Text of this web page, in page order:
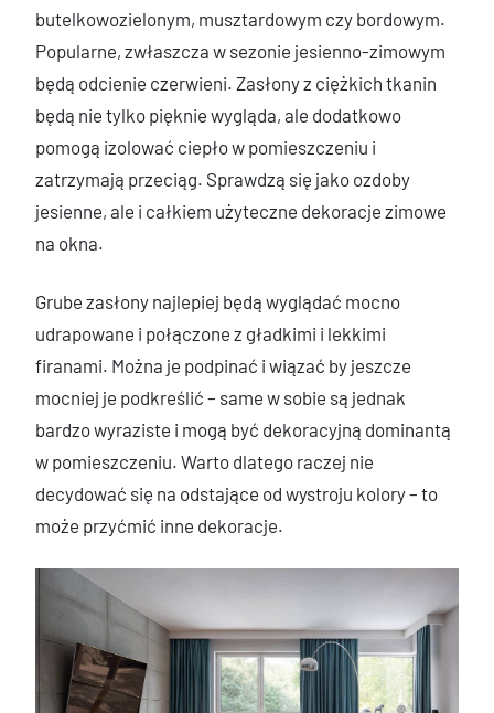
butelkowozielonym, musztardowym czy bordowym.
Popularne, zwłaszcza w sezonie jesienno-zimowym
będą odcienie czerwieni. Zasłony z ciężkich tkanin
będą nie tylko pięknie wygląda, ale dodatkowo
pomogą izolować ciepło w pomieszczeniu i
zatrzymają przeciąg. Sprawdzą się jako ozdoby
jesienne, ale i całkiem użyteczne dekoracje zimowe
na okna.
Grube zasłony najlepiej będą wyglądać mocno
udrapowane i połączone z gładkimi i lekkimi
firanami. Można je podpinać i wiązać by jeszcze
mocniej je podkreślić – same w sobie są jednak
bardzo wyraziste i mogą być dekoracyjną dominantą
w pomieszczeniu. Warto dlatego raczej nie
decydować się na odstające od wystroju kolory – to
może przyćmić inne dekoracje.